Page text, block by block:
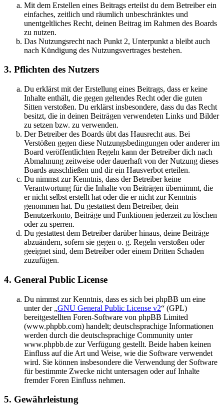
Mit dem Erstellen eines Beitrags erteilst du dem Betreiber ein
einfaches, zeitlich und räumlich unbeschränktes und
unentgeltliches Recht, deinen Beitrag im Rahmen des Boards
zu nutzen.
Das Nutzungsrecht nach Punkt 2, Unterpunkt a bleibt auch
nach Kündigung des Nutzungsvertrages bestehen.
3. Pflichten des Nutzers
Du erklärst mit der Erstellung eines Beitrags, dass er keine
Inhalte enthält, die gegen geltendes Recht oder die guten
Sitten verstoßen. Du erklärst insbesondere, dass du das Recht
besitzt, die in deinen Beiträgen verwendeten Links und Bilder
zu setzen bzw. zu verwenden.
Der Betreiber des Boards übt das Hausrecht aus. Bei
Verstößen gegen diese Nutzungsbedingungen oder anderer im
Board veröffentlichten Regeln kann der Betreiber dich nach
Abmahnung zeitweise oder dauerhaft von der Nutzung dieses
Boards ausschließen und dir ein Hausverbot erteilen.
Du nimmst zur Kenntnis, dass der Betreiber keine
Verantwortung für die Inhalte von Beiträgen übernimmt, die
er nicht selbst erstellt hat oder die er nicht zur Kenntnis
genommen hat. Du gestattest dem Betreiber, dein
Benutzerkonto, Beiträge und Funktionen jederzeit zu löschen
oder zu sperren.
Du gestattest dem Betreiber darüber hinaus, deine Beiträge
abzuändern, sofern sie gegen o. g. Regeln verstoßen oder
geeignet sind, dem Betreiber oder einem Dritten Schaden
zuzufügen.
4. General Public License
Du nimmst zur Kenntnis, dass es sich bei phpBB um eine
unter der „GNU General Public License v2“ (GPL)
bereitgestellten Foren-Software von phpBB Limited
(www.phpbb.com) handelt; deutschsprachige Informationen
werden durch die deutschsprachige Community unter
www.phpbb.de zur Verfügung gestellt. Beide haben keinen
Einfluss auf die Art und Weise, wie die Software verwendet
wird. Sie können insbesondere die Verwendung der Software
für bestimmte Zwecke nicht untersagen oder auf Inhalte
fremder Foren Einfluss nehmen.
5. Gewährleistung